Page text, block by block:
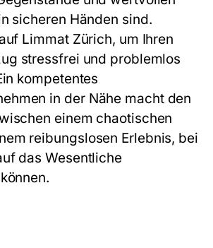
sicheren Händen sind.
Limmat Zürich, um Ihren
stressfrei und problemlos
kompetentes
in der Nähe macht den
einem chaotischen
reibungslosen Erlebnis, bei
das Wesentliche